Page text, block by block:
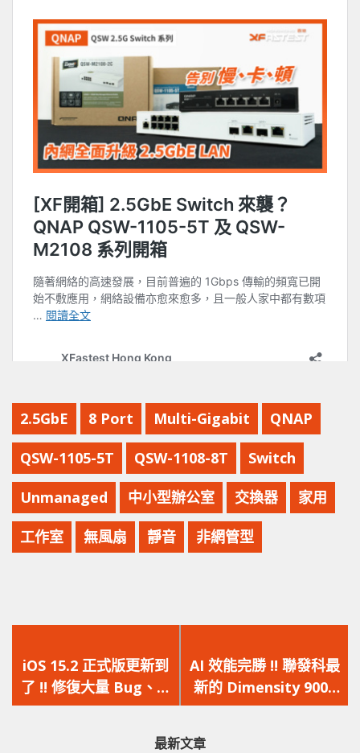
2.5GbE 8 Port Multi-Gigabit QNAP
QSW-1105-5T QSW-1108-8T Switch
Unmanaged 中小型辦公室 交換器 家用
工作室 無風扇 靜音 非網管型
一
篇
文
iOS 15.2 正式版更新到
了 !! 修復大量 Bug、加
入不少新功能
一
篇
文
AI 效能完勝 !! 聯發科最
新的 Dimensity 9000
晶片 AI 效能出爐，完
最新文章